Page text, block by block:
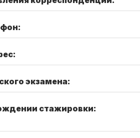
экзамена:
стажировки: